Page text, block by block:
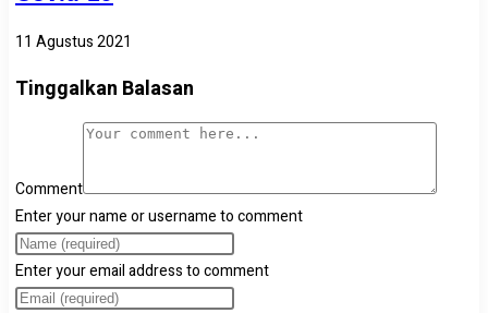
11 Agustus 2021
Tinggalkan Balasan
Comment
Enter your name or username to comment
Enter your email address to comment